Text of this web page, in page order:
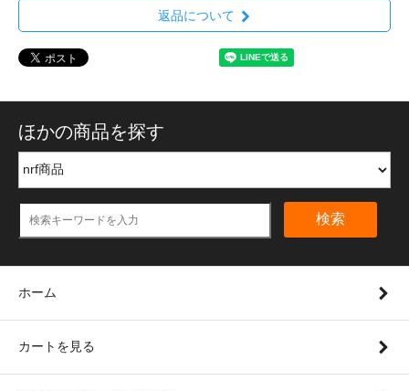
返品について
ほかの商品を探す
検索
ホーム
カートを見る